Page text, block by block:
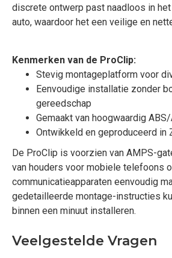
discrete ontwerp past naadloos in
auto, waardoor het een veilige en
Kenmerken van de ProClip:
Stevig montageplatform voor
Eenvoudige installatie zonder
gereedschap
Gemaakt van hoogwaardig
Ontwikkeld en geproduceerd in
De ProClip is voorzien van AMPS-
van houders voor mobiele telefoons
communicatieapparaten eenvoudig
gedetailleerde montage-instructies
binnen een minuut installeren.
Veelgestelde Vragen